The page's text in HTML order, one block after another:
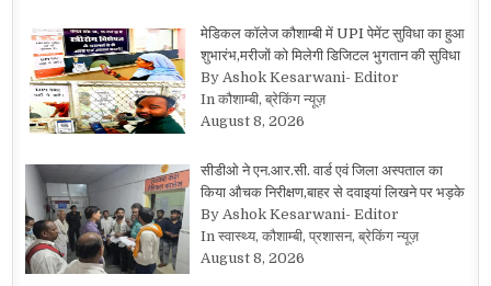
मेडिकल कॉलेज कौशाम्बी में UPI पेमेंट सुविधा का हुआ
शुभारंभ,मरीजों को मिलेगी डिजिटल भुगतान की सुविधा
By Ashok Kesarwani- Editor
In कौशाम्बी, ब्रेकिंग न्यूज़
August 8, 2026
सीडीओ ने एन.आर.सी. वार्ड एवं जिला अस्पताल का
किया औचक निरीक्षण,बाहर से दवाइयां लिखने पर भड़के
By Ashok Kesarwani- Editor
In स्वास्थ्य, कौशाम्बी, प्रशासन, ब्रेकिंग न्यूज़
August 8, 2026